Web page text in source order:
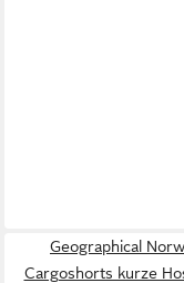
Geographical
Cargoshorts kurze